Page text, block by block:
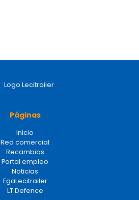
Páginas
Inicio
Red comercial
Recambios
Portal empleo
Noticias
EgaLecitrailer
LT Defence